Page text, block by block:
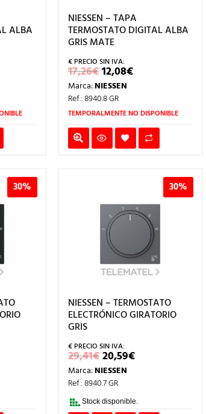
ALBA
NIESSEN – TAPA
TERMOSTATO DIGITAL ALBA
GRIS MATE
17,26€EL
PRECIO
ORIGINAL
ERA:
17,26€.
12,08€EL
PRECIO
12,08€.
Marca:NIESSEN
Ref.: 8940.8 GR
TEMPORALMENTE NO DISPONIBLE
30% 30%
NIESSEN – TERMOSTATO
ELECTRÓNICO GIRATORIO
GRIS
29,41€EL
PRECIO
ORIGINAL
ERA:
29,41€.
20,59€EL
PRECIO
Marca:NIESSEN
Ref.: 8940.7 GR
Stock disponible.